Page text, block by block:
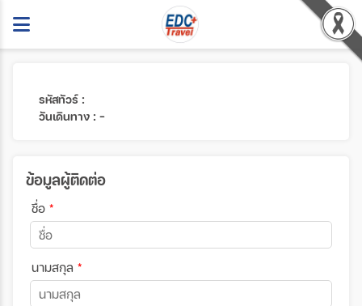
รหัสทัวร์ :
วันเดินทาง : -
ข้อมูลผู้ติดต่อ
ชื่อ *
นามสกุล *